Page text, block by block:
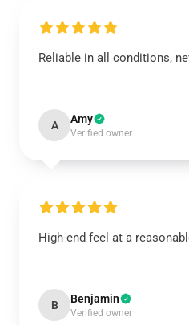
Reliable in all conditions,
A Amy
Verified owner
High-end feel at a
B Benjamin
Verified owner